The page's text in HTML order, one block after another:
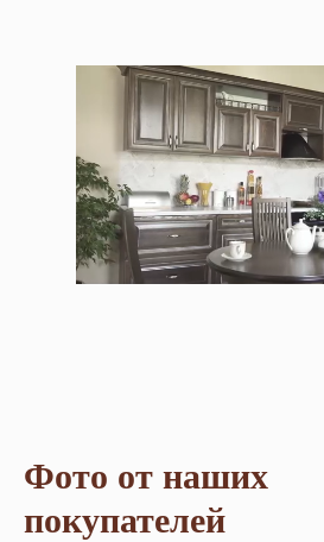
Фото от наших
покупателей